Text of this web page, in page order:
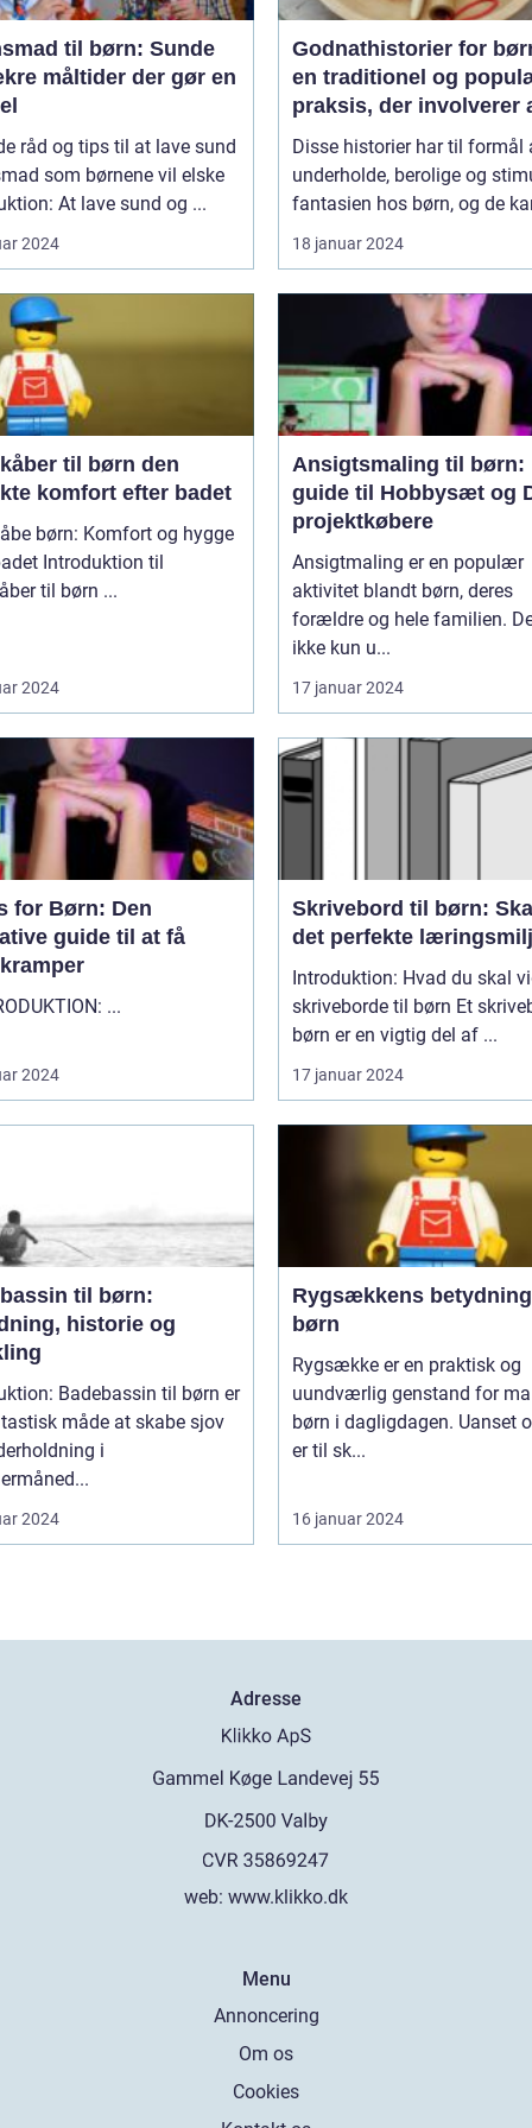
til børn: Sunde
måltider der gør en
råd og tips til at lave sund
som børnene vil elske
At lave sund og ...
2024
Godnathistorier for
en traditionel og
praksis, der involverer
fortælle historier til
som en del af deres
sengetidsrutine
Disse historier har til formål
underholde, berolige og
fantasien hos børn, og de
18 januar 2024
til børn den
komfort efter badet
børn: Komfort og hygge
til
badekåber til børn ...
2024
Ansigtsmaling til børn:
guide til Hobbysæt og
projektkøbere
Ansigtmaling er en populær
aktivitet blandt børn, deres
forældre og hele familien.
ikke kun u...
17 januar 2024
for Børn: Den
guide til at få
"" INTRODUKTION: ...
2024
Skrivebord til børn:
det perfekte
Introduktion: Hvad du skal
skriveborde til børn Et skrivebord til
børn er en vigtig del af ...
17 januar 2024
til børn:
historie og
Badebassin til børn er
måde at skabe sjov
i
2024
Rygsækkens
børn
Rygsække er en praktisk og
uundværlig genstand for
børn i dagligdagen. Uanset
er til sk...
16 januar 2024
Adresse
web: www.klikko.dk
Menu
Annoncering
Om os
Cookies